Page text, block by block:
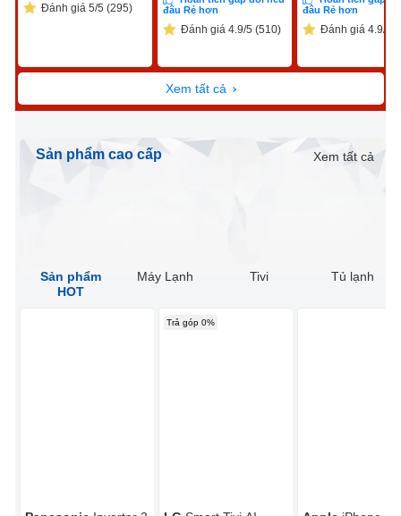
Đánh giá 5/5 (295)
đâu Rẻ hơn
Đánh giá 4.9/5 (510)
đâu Rẻ hơn
Đánh giá 4.9/5
Xem tất cả
Sản phẩm cao cấp
Sản phẩm
HOT
Máy Lạnh Tivi Tủ lạnh
Xem tất cả
Trả góp 0%